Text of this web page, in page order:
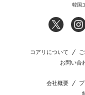
韓国
コアリについて
お問い合
会社概要